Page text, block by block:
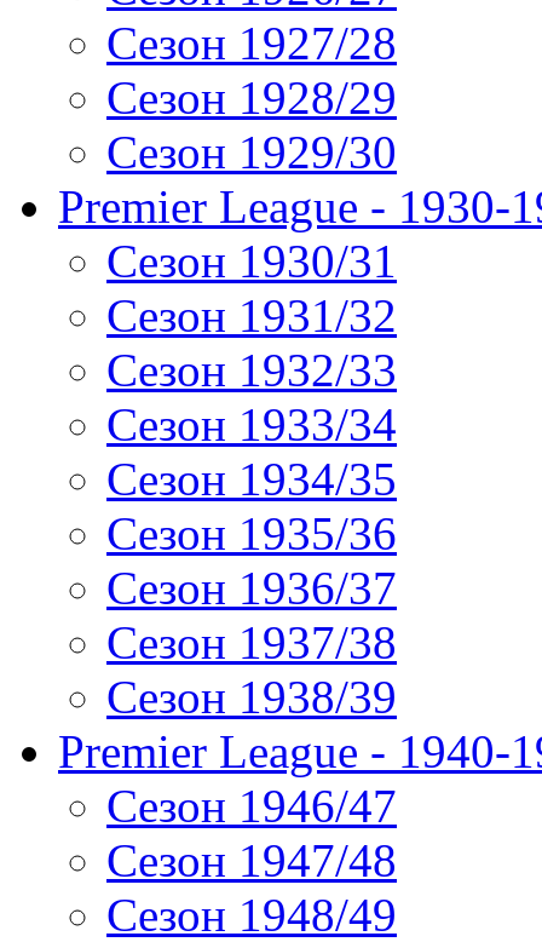
Сезон 1927/28
Сезон 1928/29
Сезон 1929/30
Premier League - 1930-
Сезон 1930/31
Сезон 1931/32
Сезон 1932/33
Сезон 1933/34
Сезон 1934/35
Сезон 1935/36
Сезон 1936/37
Сезон 1937/38
Сезон 1938/39
Premier League - 1940-
Сезон 1946/47
Сезон 1947/48
Сезон 1948/49